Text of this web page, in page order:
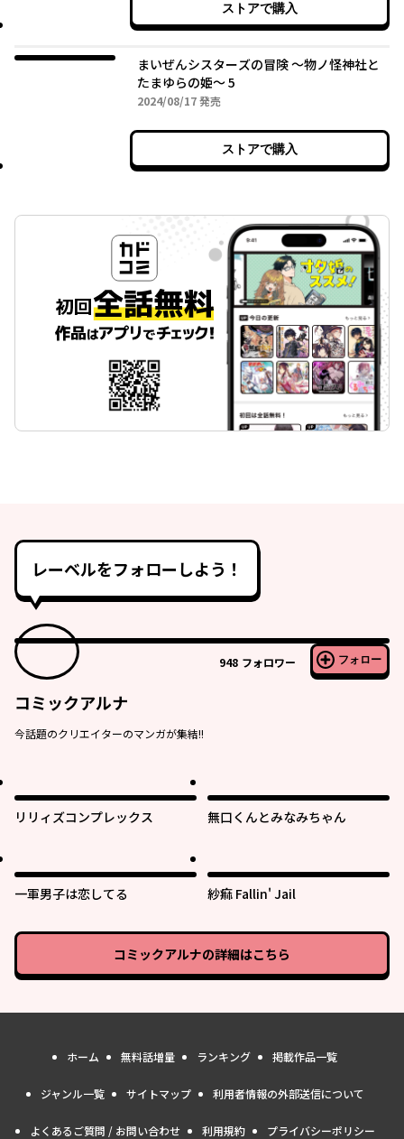
ストアで購入
まいぜんシスターズの冒険 ～物ノ怪神社と
たまゆらの姫～ 5
2024/08/172024年08月17日
発売
ストアで購入
レーベルをフォローしよう！
948 フォロワー フォロー
コミックアルナ
今話題のクリエイターのマンガが集結!!
リリィズコンプレックス 無口くんとみなみちゃん
一軍男子は恋してる 紗痲 Fallin' Jail
コミックアルナの詳細はこちら
ホーム 無料話増量 ランキング 掲載作品一覧
ジャンル一覧 サイトマップ 利用者情報の外部送信について
よくあるご質問 / お問い合わせ 利用規約 プライバシーポリシー